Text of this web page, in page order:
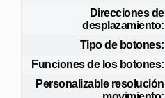
Direcciones de
desplazamiento:
Tipo de botones:
Funciones de los botones:
Personalizable resolución